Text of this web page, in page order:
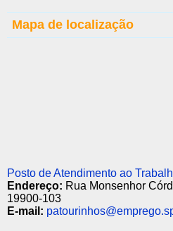
Mapa de localização
Posto de Atendimento ao
Endereço: Rua Monsenhor
19900-103
E-mail: